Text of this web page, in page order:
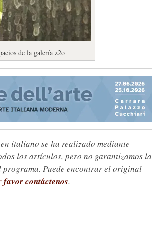
de la galería z2o
italiano se ha realizado mediante
los artículos, pero no garantizamos la
Puede encontrar el original
favor contáctenos.